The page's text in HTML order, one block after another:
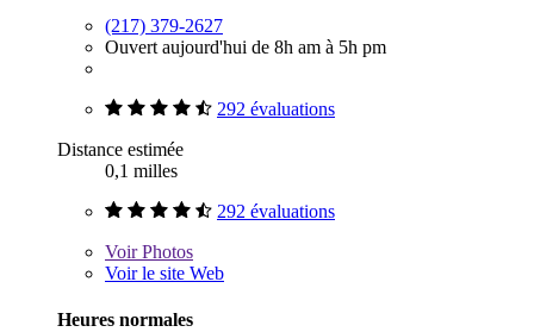
(217) 379-2627
Ouvert aujourd'hui de 8h am à 5h pm
292 évaluations
Distance estimée
0,1 milles
292 évaluations
VoirPhotos
Voir le site Web
Heures normales